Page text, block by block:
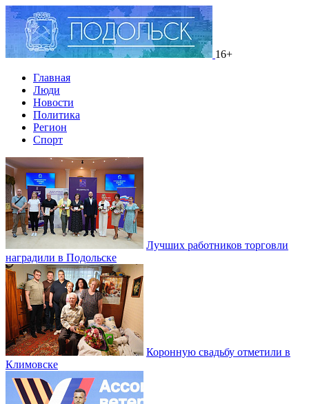
16+
Главная
Люди
Новости
Политика
Регион
Спорт
Лучших работников торговли
наградили в Подольске
Коронную свадьбу отметили в
Климовске